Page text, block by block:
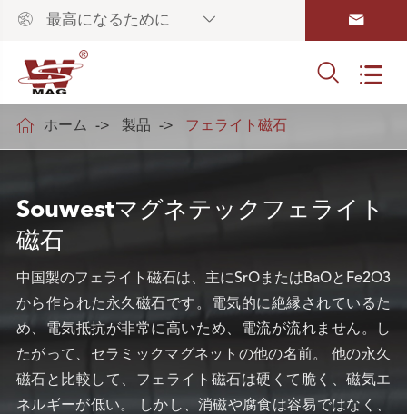
 最高になるために  
 
 ホーム 製品 フェライト磁石
Souwestマグネテックフェライト
磁石
中国製のフェライト磁石は、主にSrOまたはBaOとFe2O3
から作られた永久磁石です。電気的に絶縁されているた
め、電気抵抗が非常に高いため、電流が流れません。し
たがって、セラミックマグネットの他の名前。 他の永久
磁石と比較して、フェライト磁石は硬くて脆く、磁気エ
ネルギーが低い。 しかし、消磁や腐食は容易ではなく、